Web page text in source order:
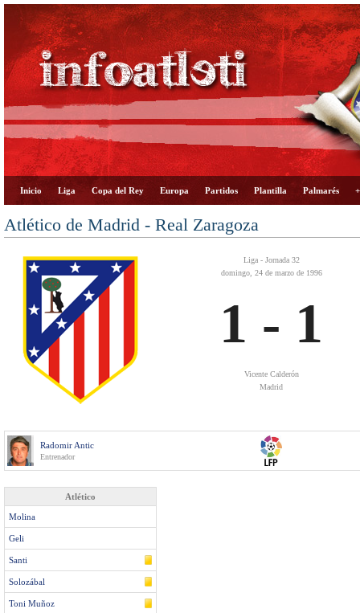
Inicio Liga Copa del Rey Europa Partidos Plantilla Palmarés
Atlético de Madrid - Real Zaragoza
Liga - Jornada 32
domingo, 24 de marzo de 1996
1 - 1
Vicente Calderón
Madrid
Radomir Antic
Entrenador
Atlético
Molina
Geli
Santi
Solozábal
Toni Muñoz